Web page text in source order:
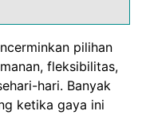
pilihan
fleksibilitas,
hari. Banyak
ketika gaya ini